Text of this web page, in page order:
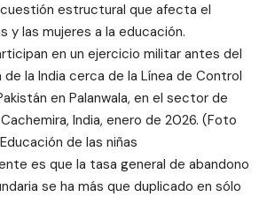
estructural que afecta el
y las mujeres a la educación.
en un ejercicio militar antes del
de la India cerca de la Línea de Control
en Palanwala, en el sector de
India, enero de 2026. (Foto
de las niñas
es que la tasa general de abandono
se ha más que duplicado en sólo